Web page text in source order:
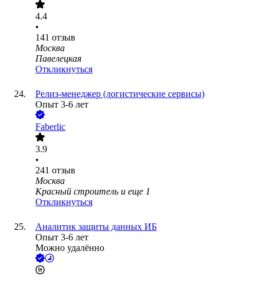
4.4
•
141 отзыв
Москва
Павелецкая
Откликнуться
Релиз-менеджер (логистические сервисы)
Опыт 3-6 лет
Faberlic
3.9
•
241 отзыв
Москва
Красный строитель и еще 1
Откликнуться
Аналитик защиты данных ИБ
Опыт 3-6 лет
Можно удалённо